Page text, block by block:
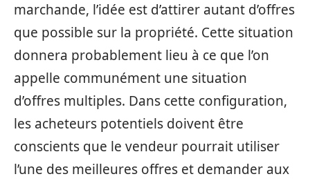
marchande, l’idée est d’attirer autant d’offres
que possible sur la propriété. Cette situation
donnera probablement lieu à ce que l’on
appelle communément une situation
d’offres multiples. Dans cette configuration,
les acheteurs potentiels doivent être
conscients que le vendeur pourrait utiliser
l’une des meilleures offres et demander aux